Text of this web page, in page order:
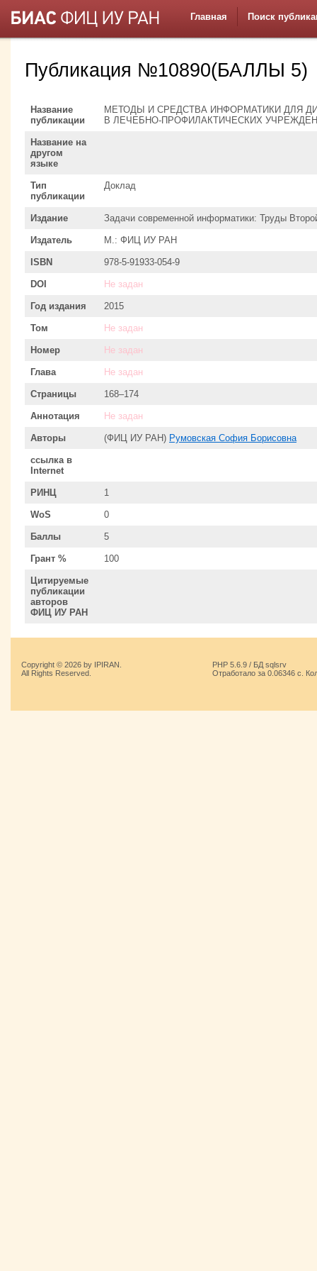
Главная Поиск
Публикация №10890(БАЛЛЫ 5)
Название
публикации
МЕТОДЫ И СРЕДСТВА ИНФОРМАТИКИ ДЛЯ
В ЛЕЧЕБНО-ПРОФИЛАКТИЧЕСКИХ
Название на
другом
языке
Тип
публикации
Доклад
Издание Задачи современной информатики: Труды
Издатель М.: ФИЦ ИУ РАН
ISBN 978-5-91933-054-9
DOI Не задан
Год издания 2015
Том Не задан
Номер Не задан
Глава Не задан
Страницы 168–174
Аннотация Не задан
Авторы (ФИЦ ИУ РАН) Румовская София Борисовна
ссылка в
Internet
РИНЦ 1
WoS 0
Баллы 5
Грант % 100
Цитируемые
публикации
авторов
ФИЦ ИУ РАН
Copyright © 2026 by IPIRAN.
All Rights Reserved.
PHP 5.6.9 / БД sqlsrv
Отработало за 0.06346 с.